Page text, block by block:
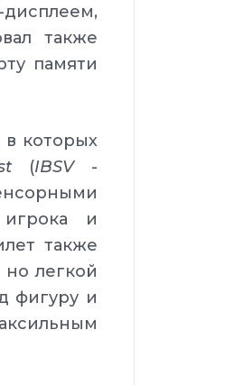
также
памяти
которых
(IBSV-
и
также
легкой
фигуру и